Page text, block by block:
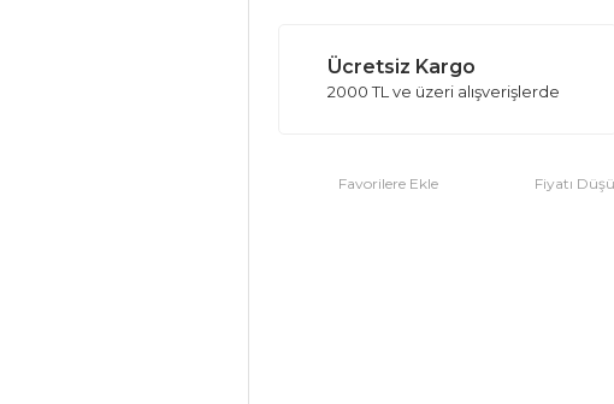
Ücretsiz Kargo
2000 TL ve üzeri alışverişlerde
Fiyatı